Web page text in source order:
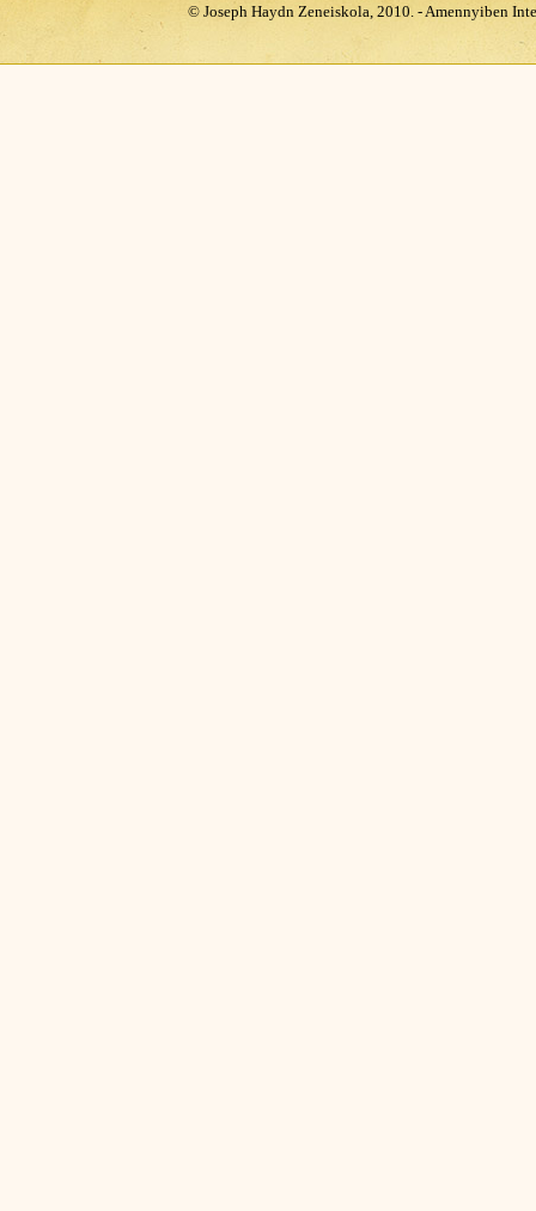
© Joseph Haydn Zeneiskola, 2010. - Amennyiben